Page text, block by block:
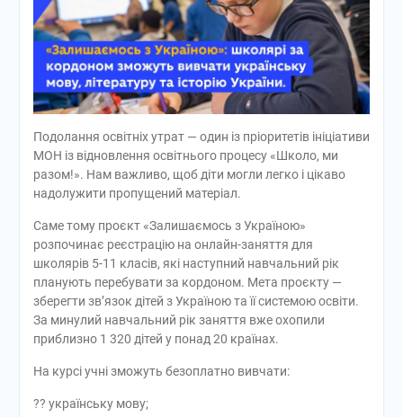
Подолання освітніх утрат — один із пріоритетів ініціативи
МОН із відновлення освітнього процесу «Школо, ми
разом!». Нам важливо, щоб діти могли легко і цікаво
надолужити пропущений матеріал.
Саме тому проєкт «Залишаємось з Україною»
розпочинає реєстрацію на онлайн-заняття для
школярів 5-11 класів, які наступний навчальний рік
планують перебувати за кордоном. Мета проєкту —
зберегти зв’язок дітей з Україною та її системою освіти.
За минулий навчальний рік заняття вже охопили
приблизно 1 320 дітей у понад 20 країнах.
На курсі учні зможуть безоплатно вивчати:
?? українську мову;